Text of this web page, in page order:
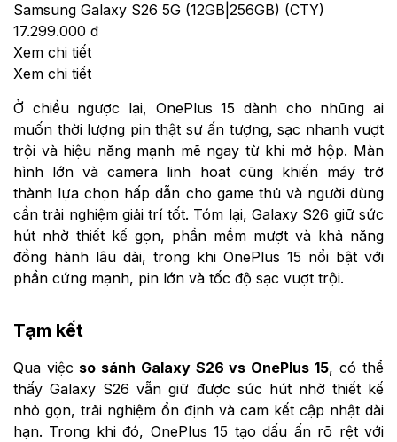
Samsung Galaxy S26 5G (12GB|256GB) (CTY)
17.299.000 đ
Xem chi tiết
Xem chi tiết
Ở chiều ngược lại, OnePlus 15 dành cho những ai
muốn thời lượng pin thật sự ấn tượng, sạc nhanh vượt
trội và hiệu năng mạnh mẽ ngay từ khi mở hộp. Màn
hình lớn và camera linh hoạt cũng khiến máy trở
thành lựa chọn hấp dẫn cho game thủ và người dùng
cần trải nghiệm giải trí tốt. Tóm lại, Galaxy S26 giữ sức
hút nhờ thiết kế gọn, phần mềm mượt và khả năng
đồng hành lâu dài, trong khi OnePlus 15 nổi bật với
phần cứng mạnh, pin lớn và tốc độ sạc vượt trội.
Tạm kết
Qua việc so sánh Galaxy S26 vs OnePlus 15, có thể
thấy Galaxy S26 vẫn giữ được sức hút nhờ thiết kế
nhỏ gọn, trải nghiệm ổn định và cam kết cập nhật dài
hạn. Trong khi đó, OnePlus 15 tạo dấu ấn rõ rệt với